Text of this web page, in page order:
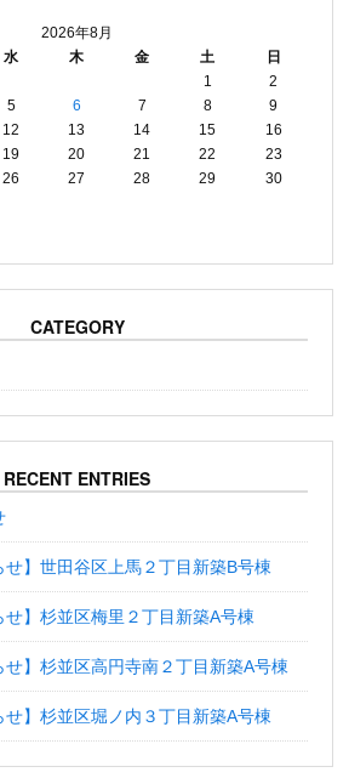
2026年8月
水 木 金 土
日
1
2
5 6 7 8
9
12 13 14 15
16
19 20 21 22
23
26 27 28 29
30
CATEGORY
RECENT ENTRIES
せ】世田谷区上馬２丁目新築B号棟
せ】杉並区梅里２丁目新築A号棟
せ】杉並区高円寺南２丁目新築A号棟
せ】杉並区堀ノ内３丁目新築A号棟